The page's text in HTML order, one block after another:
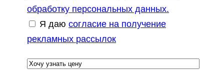
обработку персональных данных.
Я даюсогласие на получение
рекламных рассылок